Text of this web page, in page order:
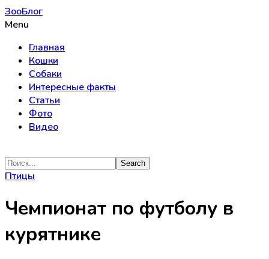
ЗооБлог
Menu
Главная
Кошки
Собаки
Интересные факты
Статьи
Фото
Видео
Птицы
Чемпионат по футболу в
курятнике